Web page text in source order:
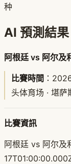
种
AI 預測結果
阿根廷 vs 阿尔及
比賽時間 ：
头体育场 · 堪萨
比賽資訊
阿根廷 vs 阿尔